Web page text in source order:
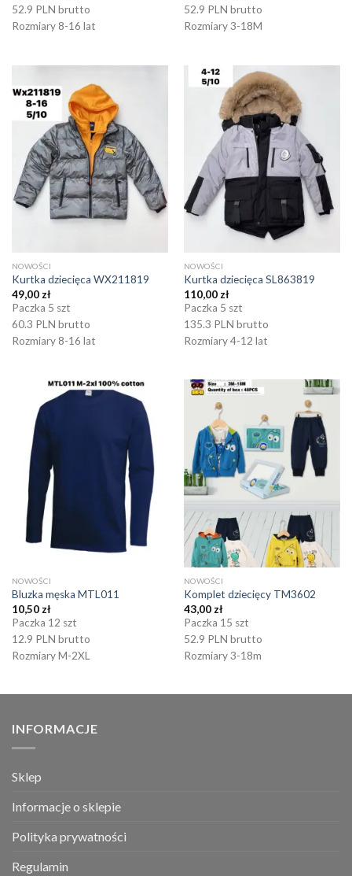
52.9 PLN brutto
Rozmiary 8-16 lat
52.9 PLN brutto
Rozmiary 3-18M
NOWOŚCI
Kurtka dziecięca WX211819
49,00 zł
Paczka 5 szt
60.3 PLN brutto
Rozmiary 8-16 lat
NOWOŚCI
Kurtka dziecięca SL863819
110,00 zł
Paczka 5 szt
135.3 PLN brutto
Rozmiary 4-12 lat
NOWOŚCI
Bluzka męska MTL011
10,50 zł
Paczka 12 szt
12.9 PLN brutto
Rozmiary M-2XL
NOWOŚCI
Komplet dziecięcy TM3602
43,00 zł
Paczka 15 szt
52.9 PLN brutto
Rozmiary 3-18m
INFORMACJE
Sklep
Informacje o sklepie
Polityka prywatności
Regulamin